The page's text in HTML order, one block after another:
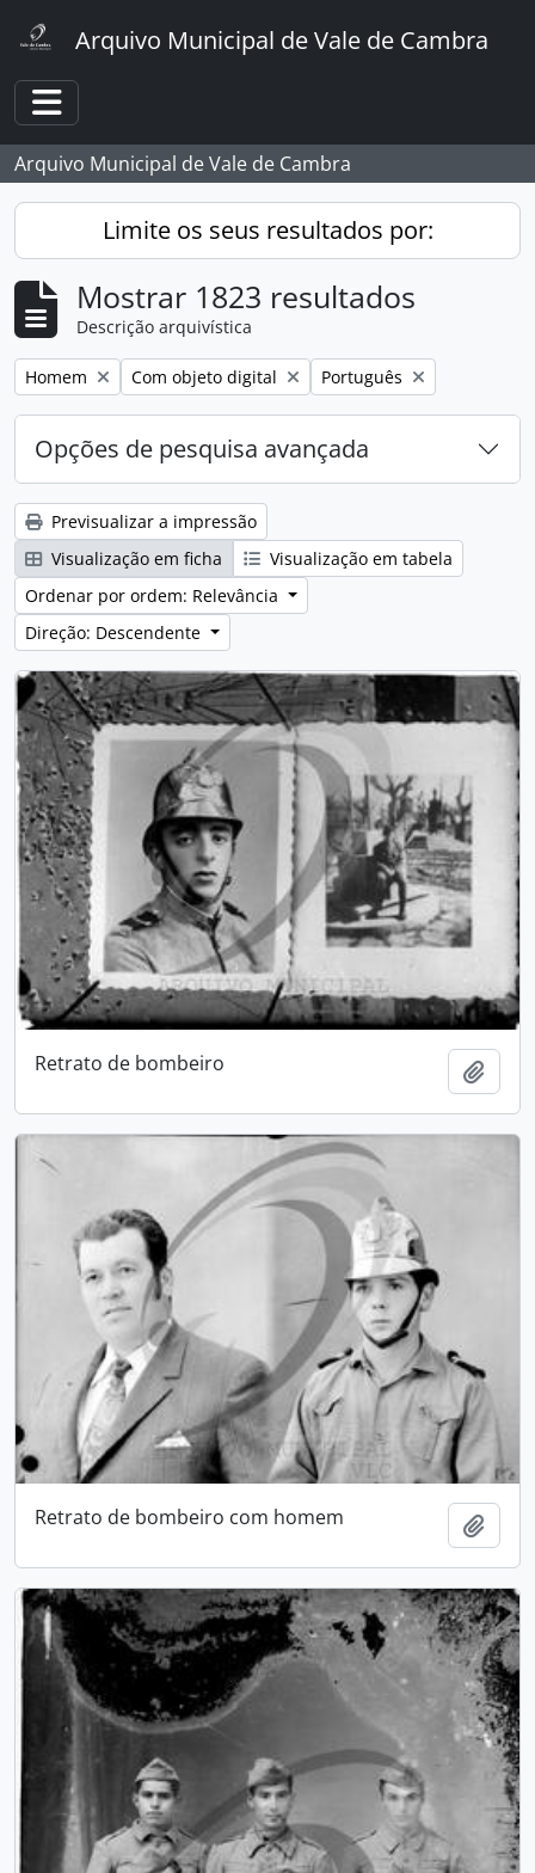
Arquivo Municipal de Vale de Cambra
Toggle navigation
Arquivo Municipal de Vale de Cambra
Limite os seus resultados por:
Mostrar 1823 resultados
Descrição arquivística
Remover filtro:
Homem Remover filtro:
Com objeto digital Remover filtro:
Português
Opções de pesquisa avançada
Previsualizar a impressão
Visualização em ficha
Visualização em tabela
Ordenar por ordem: Relevância
Direção: Descendente
Retrato de bombeiro
Retrato de bombeiro com homem